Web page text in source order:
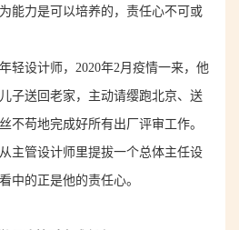
能力是可以培养的，责任心不可或
年轻设计师 ，2020年2月疫情一来，他
子送回老家，主动请缨跑北京、送
不苟地完成好所有出厂评审工作。
主管设计师里提拔一个总体主任设
中的正是他的责任心。